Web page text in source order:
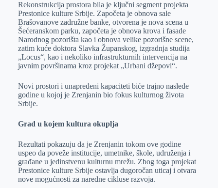
Rekonstrukcija prostora bila je ključni segment projekta
Prestonice kulture Srbije. Započeta je obnova sale
Brašovanove zadružne banke, otvorena je nova scena u
Šećeranskom parku, započeta je obnova krova i fasade
Narodnog pozorišta kao i obnova velike pozorišne scene,
zatim kuće doktora Slavka Županskog, izgradnja studija
„Locus“, kao i nekoliko infrastrukturnih intervencija na
javnim površinama kroz projekat „Urbani džepovi“.
Novi prostori i unapređeni kapaciteti biće trajno nasleđe
godine u kojoj je Zrenjanin bio fokus kulturnog života
Srbije.
Grad u kojem kultura okuplja
Rezultati pokazuju da je Zrenjanin tokom ove godine
uspeo da poveže institucije, umetnike, škole, udruženja i
građane u jedinstvenu kulturnu mrežu. Zbog toga projekat
Prestonice kulture Srbije ostavlja dugoročan uticaj i otvara
nove mogućnosti za naredne cikluse razvoja.